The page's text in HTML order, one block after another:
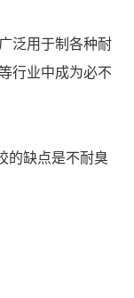
泛用于制各种耐
行业中成为必不
的缺点是不耐臭